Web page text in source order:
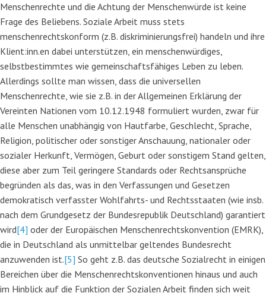
Menschenrechte und die Achtung der Menschenwürde ist keine
Frage des Beliebens. Soziale Arbeit muss stets
menschenrechtskonform (z.B. diskriminierungsfrei) handeln und ihre
Klient:inn.en dabei unterstützen, ein menschenwürdiges,
selbstbestimmtes wie gemeinschaftsfähiges Leben zu leben.
Allerdings sollte man wissen, dass die universellen
Menschenrechte, wie sie z.B. in der Allgemeinen Erklärung der
Vereinten Nationen vom 10.12.1948 formuliert wurden, zwar für
alle Menschen unabhängig von Hautfarbe, Geschlecht, Sprache,
Religion, politischer oder sonstiger Anschauung, nationaler oder
sozialer Herkunft, Vermögen, Geburt oder sonstigem Stand gelten,
diese aber zum Teil geringere Standards oder Rechtsansprüche
begründen als das, was in den Verfassungen und Gesetzen
demokratisch verfasster Wohlfahrts- und Rechtsstaaten (wie insb.
nach dem Grundgesetz der Bundesrepublik Deutschland) garantiert
wird[4] oder der Europäischen Menschenrechtskonvention (EMRK),
die in Deutschland als unmittelbar geltendes Bundesrecht
anzuwenden ist.[5] So geht z.B. das deutsche Sozialrecht in einigen
Bereichen über die Menschenrechtskonventionen hinaus und auch
im Hinblick auf die Funktion der Sozialen Arbeit finden sich weit